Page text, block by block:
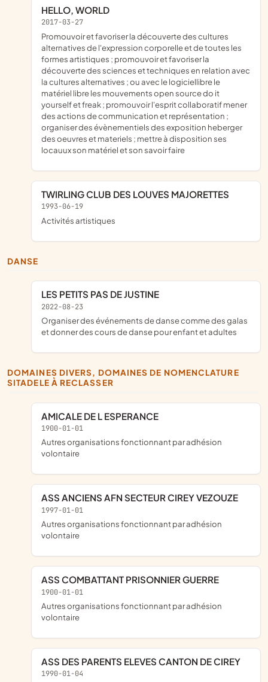
HELLO, WORLD
2017-03-27
promouvoir et favoriser la découverte des cultures
alternatives de l'expression corporelle et de toutes les
formes artistiques ; promouvoir et favoriser la
découverte des sciences et techniques en relation avec
la cultures alternatives ; ou avec le logiciellibre le
matériel libre les mouvements open source do it
yourself et freak ; promouvoir l'esprit collaboratif mener
des actions de communication et représentation ;
organiser des évènementiels des exposition heberger
des oeuvres et materiels ; mettre à disposition ses
locauux son matériel et son savoir faire
TWIRLING CLUB DES LOUVES MAJORETTES
1993-06-19
Activités artistiques
DANSE
LES PETITS PAS DE JUSTINE
2022-08-23
organiser des événements de danse comme des galas
et donner des cours de danse pour enfant et adultes
DOMAINES DIVERS, DOMAINES DE NOMENCLATURE
SITADELE À RECLASSER
AMICALE DE L ESPERANCE
1900-01-01
Autres organisations fonctionnant par adhésion
volontaire
ASS ANCIENS AFN SECTEUR CIREY VEZOUZE
1997-01-01
Autres organisations fonctionnant par adhésion
volontaire
ASS COMBATTANT PRISONNIER GUERRE
1900-01-01
Autres organisations fonctionnant par adhésion
volontaire
ASS DES PARENTS ELEVES CANTON DE CIREY
1990-01-04